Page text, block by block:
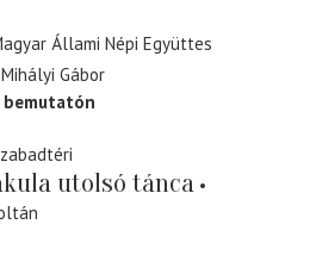
Állami Népi Együttes
Mihályi Gábor
bemutatón
utolsó tánca